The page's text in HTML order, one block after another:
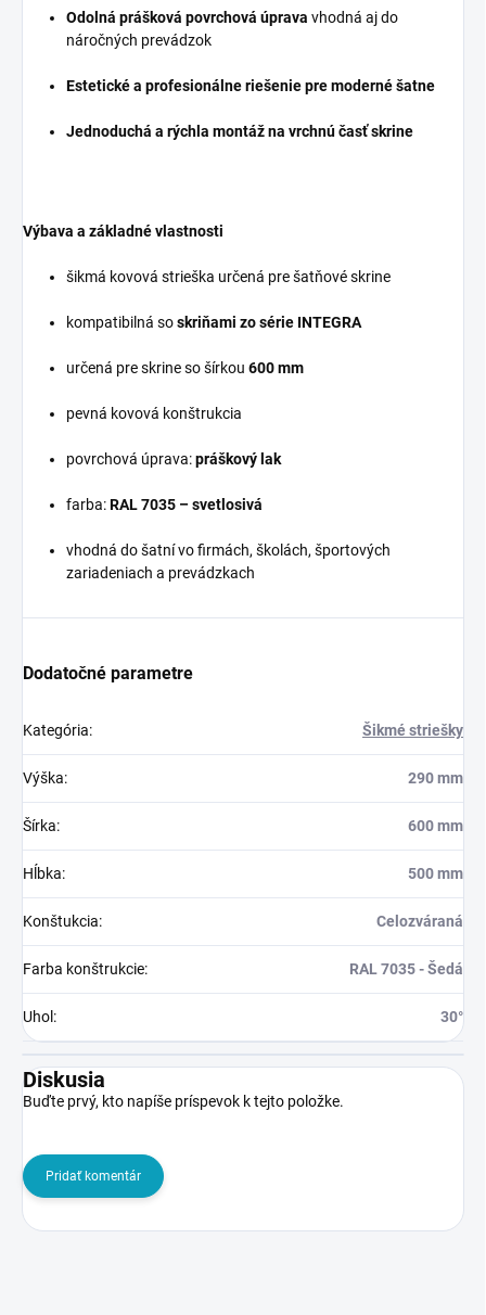
Odolná prášková povrchová úprava vhodná aj do
náročných prevádzok
Estetické a profesionálne riešenie pre moderné šatne
Jednoduchá a rýchla montáž na vrchnú časť skrine
Výbava a základné vlastnosti
šikmá kovová strieška určená pre šatňové skrine
kompatibilná soskriňami zo série INTEGRA
určená pre skrine so šírkou 600 mm
pevná kovová konštrukcia
povrchová úprava:práškový lak
farba:RAL 7035 – svetlosivá
vhodná do šatní vo firmách, školách, športových
zariadeniach a prevádzkach
Dodatočné parametre
Kategória: Šikmé striešky
Výška: 290 mm
Šírka: 600 mm
Hĺbka: 500 mm
Konštukcia: Celozváraná
Farba konštrukcie: RAL 7035 - Šedá
Uhol : 30°
Diskusia
Buďte prvý, kto napíše príspevok k tejto položke.
Pridať komentár